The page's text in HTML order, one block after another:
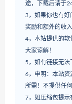
途，下载后请于
3，如果你也有好
奖励和额外的收入
4，本站提供的软
大家谅解！
5，如有链接无法
6，申明：本站资
所需！不提供任
7，如压缩包提示